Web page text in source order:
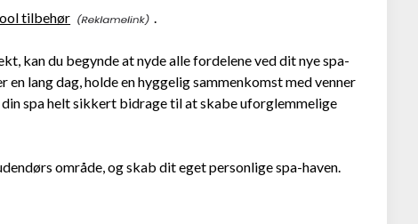
tilbehør .
kan du begynde at nyde alle fordelene ved dit nye spa-
lang dag, holde en hyggelig sammenkomst med venner
spa helt sikkert bidrage til at skabe uforglemmelige
område, og skab dit eget personlige spa-haven.